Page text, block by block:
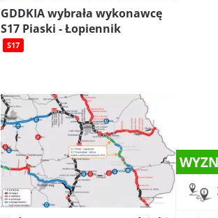
GDDKIA wybrała wykonawcę
S17 Piaski - Łopiennik
S17